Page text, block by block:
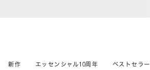
新作 エッセンシャル10周年 ベストセラー